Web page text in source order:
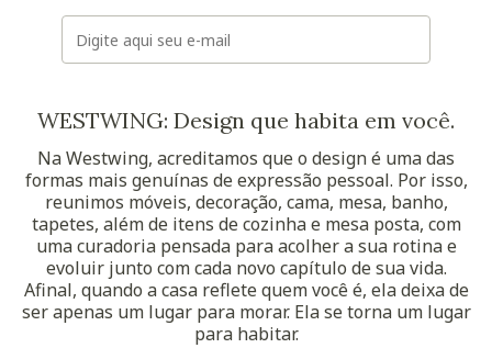
E-mail
WESTWING: Design que habita em você.
Na Westwing, acreditamos que o design é uma das
formas mais genuínas de expressão pessoal. Por isso,
reunimos móveis, decoração, cama, mesa, banho,
tapetes, além de itens de cozinha e mesa posta, com
uma curadoria pensada para acolher a sua rotina e
evoluir junto com cada novo capítulo de sua vida.
Afinal, quando a casa reflete quem você é, ela deixa de
ser apenas um lugar para morar. Ela se torna um lugar
para habitar.